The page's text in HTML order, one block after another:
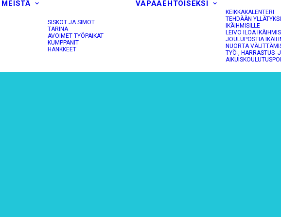
MEISTÄ
SISKOT JA SIMOT
TARINA
AVOIMET TYÖPAIKAT
KUMPPANIT
HANKKEET
VAPAAEHTOISEKSI
KEIKKAKALENTERI
TEHDÄÄN
IKÄIHMISILLE
LEIVO ILOA
JOULUPOSTIA
NUORTA
TYÖ-, HARRASTUS-